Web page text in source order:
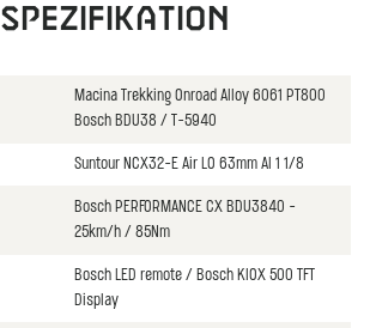
Spezifikation
Macina Trekking Onroad Alloy 6061 PT800
Bosch BDU38 / T-5940
Suntour NCX32-E Air LO 63mm Al 1 1/8
Bosch PERFORMANCE CX BDU3840 -
25km/h / 85Nm
Bosch LED remote / Bosch KIOX 500 TFT
Display